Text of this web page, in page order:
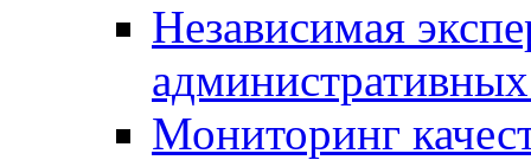
Независимая
Мониторинг